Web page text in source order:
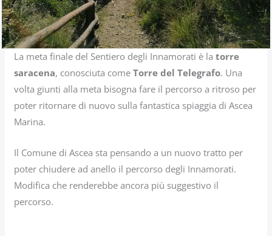
La meta finale del Sentiero degli Innamorati è la torre
saracena, conosciuta comeTorre del Telegrafo. Una
volta giunti alla meta bisogna fare il percorso a ritroso per
poter ritornare di nuovo sulla fantastica spiaggia di Ascea
Marina.
Il Comune di Ascea sta pensando a un nuovo tratto per
poter chiudere ad anello il percorso degli Innamorati.
Modifica che renderebbe ancora più suggestivo il
percorso.